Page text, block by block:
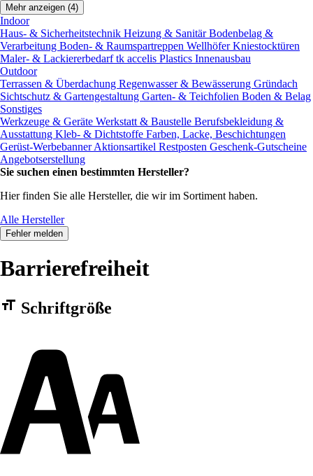
Mehr anzeigen (4)
Indoor
Haus- & Sicherheitstechnik Heizung & SanitärBodenbelag &
Verarbeitung Boden- & Raumspartreppen Wellhöfer Kniestocktüren
Maler- & Lackiererbedarftk accelis Plastics Innenausbau
Outdoor
Terrassen & Überdachung Regenwasser & Bewässerung Gründach
Sichtschutz & Gartengestaltung Garten- & Teichfolien Boden & Belag
Sonstiges
Werkzeuge & Geräte Werkstatt & Baustelle Berufsbekleidung &
Ausstattung Kleb- & Dichtstoffe Farben, Lacke, Beschichtungen
Gerüst-WerbebannerAktionsartikel Restposten Geschenk-Gutscheine
Angebotserstellung
Sie suchen einen bestimmten Hersteller?
Hier finden Sie alle Hersteller, die wir im Sortiment haben.
Alle Hersteller
Fehler melden
Barrierefreiheit
Barrierefreiheit Einstellungen Formular
Schriftgröße